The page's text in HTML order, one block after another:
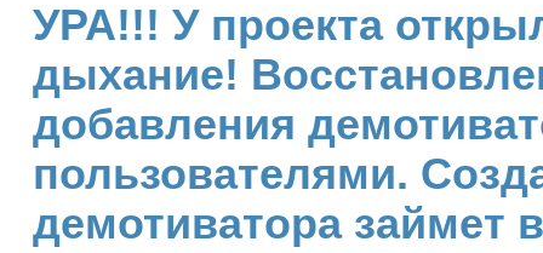
УРА!!! У проекта
дыхание!
добавления
пользователями.
демотиватора займет